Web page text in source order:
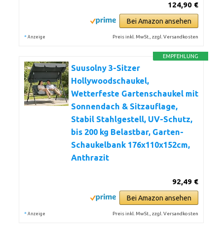
124,90 €
Bei Amazon ansehen
* Anzeige Preis inkl. MwSt., zzgl. Versandkosten
EMPFEHLUNG
Suusolny 3-Sitzer
Hollywoodschaukel,
Wetterfeste Gartenschaukel mit
Sonnendach & Sitzauflage,
Stabil Stahlgestell, UV-Schutz,
bis 200 kg Belastbar, Garten-
Schaukelbank 176x110x152cm,
Anthrazit
92,49 €
Bei Amazon ansehen
* Anzeige Preis inkl. MwSt., zzgl. Versandkosten